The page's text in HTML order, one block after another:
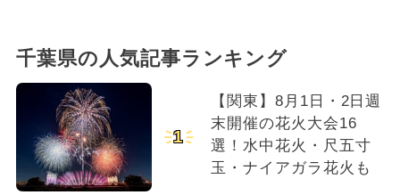
千葉県の人気記事ランキング
1
【関東】8月1日・2日週
末開催の花火大会16
選！水中花火・尺五寸
玉・ナイアガラ花火も